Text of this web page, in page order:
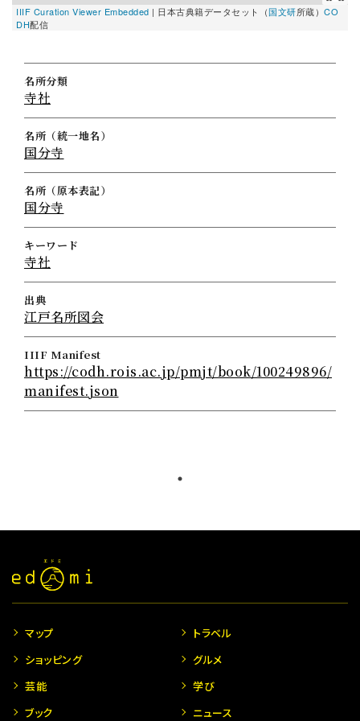
IIIF Curation Viewer Embedded | 日本古典籍データセット（国文研所蔵） CO
DH配信
名所分類
寺社
名所（統一地名）
国分寺
名所（原本表記）
国分寺
キーワード
寺社
出典
江戸名所図会
IIIF Manifest
https://codh.rois.ac.jp/pmjt/book/100249896/
manifest.json
マップ
トラベル
ショッピング
グルメ
芸能
学び
ブック
ニュース